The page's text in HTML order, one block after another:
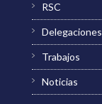
RSC
Delegaciones
Trabajos
Noticias